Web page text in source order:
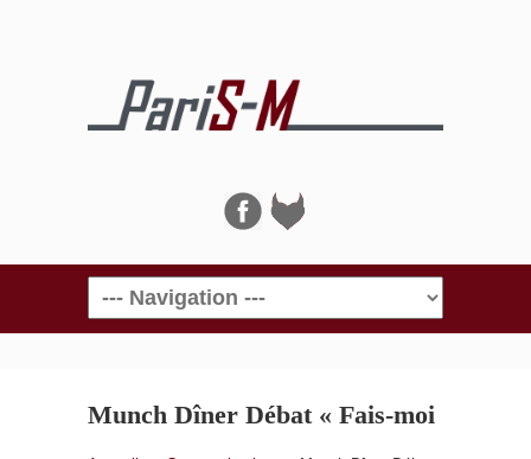
Navigation
Munch Dîner Débat « Fais-moi